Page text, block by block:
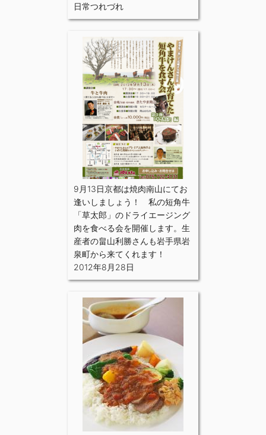
日常つれづれ
9月13日京都は焼肉南山にてお
逢いしましょう！ 私の短角牛
「草太郎」のドライエージング
肉を食べる会を開催します。生
産者の畠山利勝さんも岩手県岩
泉町から来てくれます！
2012年8月28日